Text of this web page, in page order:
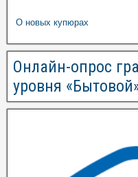
О новых купюрах
Онлайн-опрос
уровня